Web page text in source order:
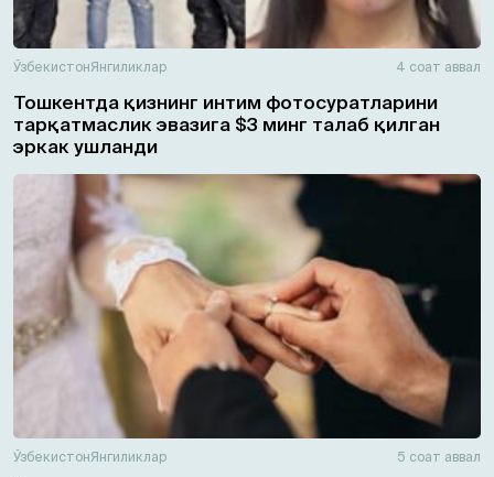
ЎзбекистонЯнгиликлар 4 соат аввал
Тошкентда қизнинг интим фотосуратларини
тарқатмаслик эвазига $3 минг талаб қилган
эркак ушланди
ЎзбекистонЯнгиликлар 5 соат аввал